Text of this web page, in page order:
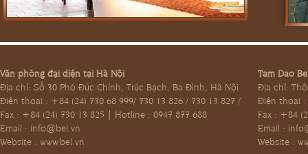
Văn phòng đại diện tại Hà Nội
Địa chỉ: Số 30 Phó Đức Chính, Trúc Bạch, Ba Đình, Hà Nội
Điện thoại : +84 (24) 730 68 999/ 730 13 826 / 730 13 827 /
Fax : +84 (24) 730 13 825 | Hotline : 0947 877 688
Email : info@bel.vn
Website : www.bel.vn
Tam Dao
Địa chỉ:
Điện thoại :
Fax : +84
Email :
Website :